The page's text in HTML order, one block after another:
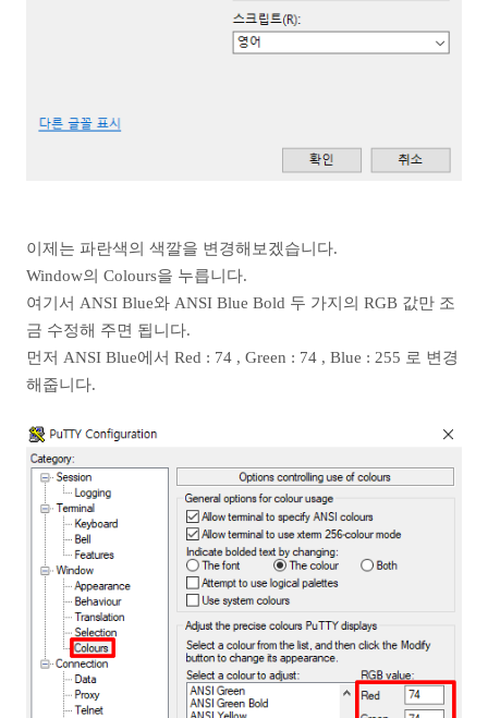
이제는 파란색의 색깔을 변경해보겠습니다.
Window의 Colours을 누릅니다.
여기서 ANSI Blue와 ANSI Blue Bold 두 가지의 RGB 값만 조
금 수정해 주면 됩니다.
먼저 ANSI Blue에서 Red : 74 , Green : 74 , Blue : 255 로 변경
해줍니다.